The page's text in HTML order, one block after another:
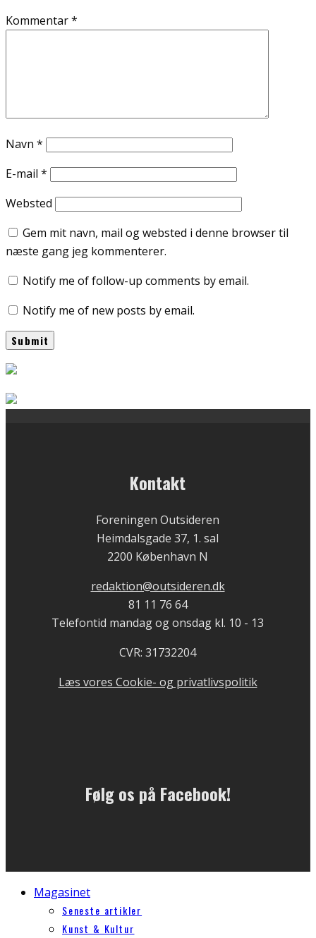
Kommentar*
Navn *
E-mail *
Websted
Gem mit navn, mail og websted i denne browser til
næste gang jeg kommenterer.
Notify me of follow-up comments by email.
Notify me of new posts by email.
Kontakt
Foreningen Outsideren
Heimdalsgade 37, 1. sal
2200 København N
redaktion@outsideren.dk
81 11 76 64
Telefontid mandag og onsdag kl. 10 - 13
CVR: 31732204
Læs vores Cookie- og privatlivspolitik
Følg os på Facebook!
Magasinet
Seneste artikler
Kunst & Kultur